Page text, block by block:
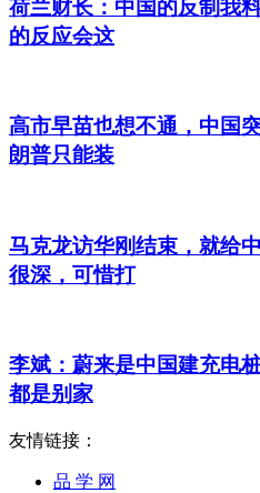
荷兰财长：中国的反制我
的反应会这
高市早苗也想不通，中国
朗普只能装
马克龙访华刚结束，就给
很深，可惜打
李斌：蔚来是中国建充电
都是别家
友情链接：
品 学 网